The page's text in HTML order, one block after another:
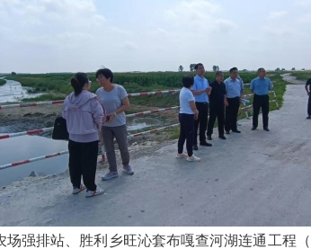
强排站、胜利乡旺沁套布嘎查河湖连通工程